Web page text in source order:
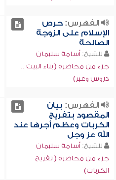
الفهرس:حرص
الإسلام على الزوجة
الصالحة
للشيخ: أسامة سليمان
جزء من محاضرة ( بناء البيت ..
دروس وعبر)
الفهرس: بيان
المقصود بتفريج
الكربات وعظم أجرها عند
الله عز وجل
للشيخ: أسامة سليمان
جزء من محاضرة ( تفريج
الكربات)